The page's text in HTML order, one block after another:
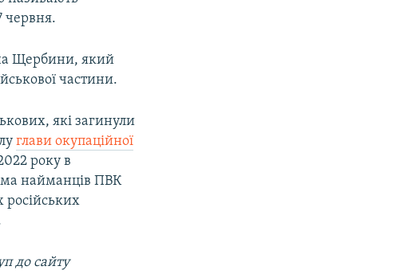
червня.
Щербини, який
частини.
які загинули
глави окупаційної
року в
найманців ПВК
російських
до сайту